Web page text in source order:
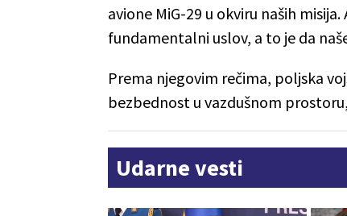
avione MiG-29 u okviru naših
fundamentalni uslov, a to je da
Prema njegovim rečima, poljska
bezbednost u vazdušnom
Udarne vesti